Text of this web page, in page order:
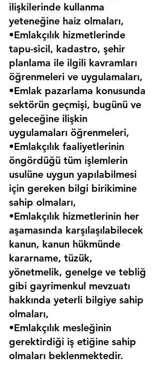
ilişkilerinde kullanma
yeteneğine haiz olmaları,
•Emlakçılık hizmetlerinde
tapu-sicil, kadastro, şehir
planlama ile ilgili kavramları
öğrenmeleri ve uygulamaları,
•Emlak pazarlama konusunda
sektörün geçmişi, bugünü ve
geleceğine ilişkin
uygulamaları öğrenmeleri,
•Emlakçılık faaliyetlerinin
öngördüğü tüm işlemlerin
usulüne uygun yapılabilmesi
için gereken bilgi birikimine
sahip olmaları,
•Emlakçılık hizmetlerinin her
aşamasında karşılaşılabilecek
kanun, kanun hükmünde
kararname, tüzük,
yönetmelik, genelge ve tebliğ
gibi gayrimenkul mevzuatı
hakkında yeterli bilgiye sahip
olmaları,
•Emlakçılık mesleğinin
gerektirdiği iş etiğine sahip
olmaları beklenmektedir.